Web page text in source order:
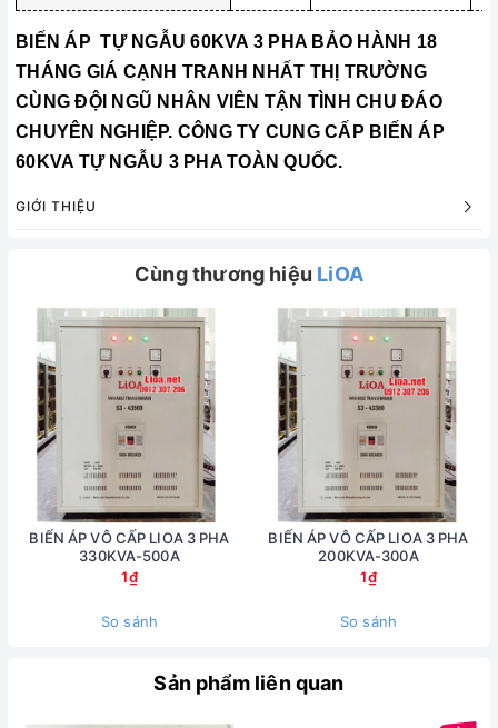
BIẾN ÁP TỰ NGẪU 60KVA 3 PHA BẢO HÀNH 18
THÁNG GIÁ CẠNH TRANH NHẤT THỊ TRƯỜNG
CÙNG ĐỘI NGŨ NHÂN VIÊN TẬN TÌNH CHU ĐÁO
CHUYÊN NGHIỆP. CÔNG TY CUNG CẤP BIẾN ÁP
60KVA TỰ NGẪU 3 PHA TOÀN QUỐC.
GIỚI THIỆU
Cùng thương hiệu LiOA
BIẾN ÁP VÔ CẤP LIOA 3 PHA
330KVA-500A
1₫
So sánh
BIẾN ÁP VÔ CẤP LIOA 3 PHA
200KVA-300A
1₫
So sánh
Sản phẩm liên quan